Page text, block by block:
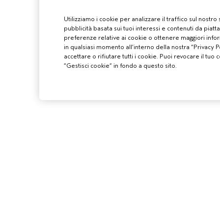
Utilizziamo i cookie per analizzare il traffico sul
pubblicità basata sui tuoi interessi e contenuti da
preferenze relative ai cookie o ottenere maggiori
in qualsiasi momento all’interno della nostra “Privacy
accettare o rifiutare tutti i cookie. Puoi revocare il tuo
“Gestisci cookie” in fondo a questo sito.